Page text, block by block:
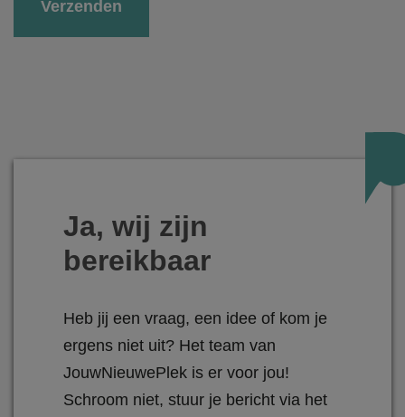
Ja, wij zijn
bereikbaar
Heb jij een vraag, een idee of kom je
ergens niet uit? Het team van
JouwNieuwePlek is er voor jou!
Schroom niet, stuur je bericht via het